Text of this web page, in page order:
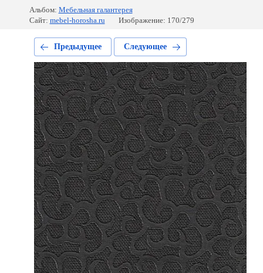
Альбом: Мебельная галантерея
Сайт: mebel-horosha.ru Изображение: 170/279
Предыдущее Следующее